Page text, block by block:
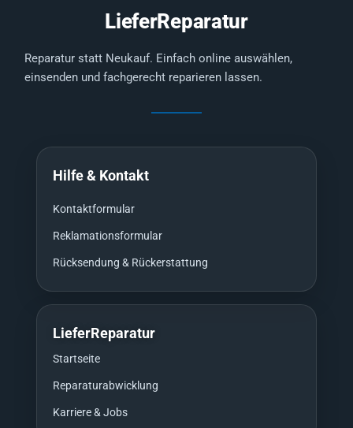
LieferReparatur
Reparatur statt Neukauf. Einfach online auswählen,
einsenden und fachgerecht reparieren lassen.
Hilfe & Kontakt
Kontaktformular
Reklamationsformular
Rücksendung & Rückerstattung
LieferReparatur
Startseite
Reparaturabwicklung
Karriere & Jobs